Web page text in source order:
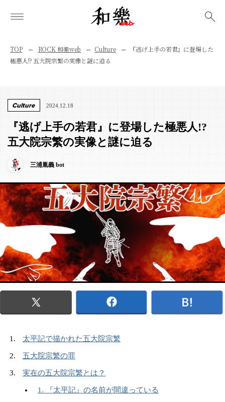
TOP ROCK 和樂web Culture
『逃げ上手の若君』に登場した
極悪人!? 五大院宗繁の実像と謎に迫る
Culture 2024.12.18
『逃げ上手の若君』に登場した極悪人!?
五大院宗繁の実像と謎に迫る
三浦胤義 bot
太平記で描かれた五大院宗繁
五大院宗繁の罪
実在の五大院宗繁とは？
1. 『太平記』の名前が間違っている